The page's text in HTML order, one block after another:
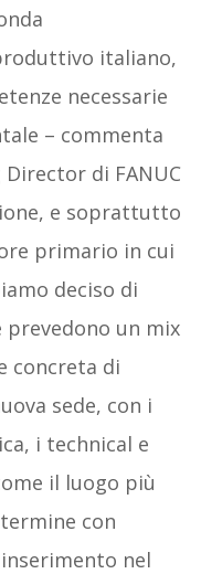
italiano,
necessarie
– commenta
di FANUC
e soprattutto
primario in cui
deciso di
un mix
concreta di
sede, con i
i technical e
il luogo più
con
nel